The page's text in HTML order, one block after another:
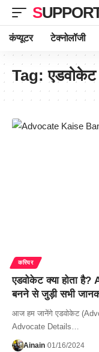
कंप्यूटर टेक्नोलॉजी
Tag:
करियर
एडवोकेट क्या होता
बनने से जुड़ी सभी
आज हम जानेंगे एडवोकेट
Advocate Details…
Ainain 01/16/2024